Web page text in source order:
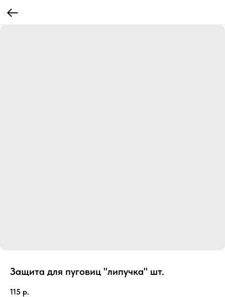
Защита для пуговиц "липучка" шт.
115 р.